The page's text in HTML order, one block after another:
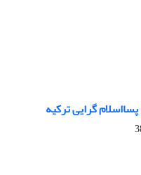
گرایی ترکیه